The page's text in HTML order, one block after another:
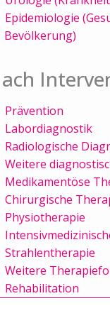
Epidemiologie
Bevölkerung)
Prävention
Labordiagnostik
Radiologische
Weitere
Medikamentöse
Chirurgische
Physiotherapie
Strahlentherapie
Weitere
Rehabilitation